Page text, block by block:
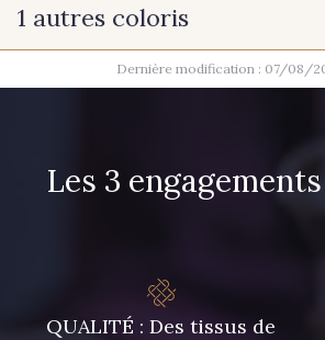
12 mm
1 autres coloris
100 - Blanc
Dernière modification : 07/08/
Les 3
QUALITÉ : Des tissus de